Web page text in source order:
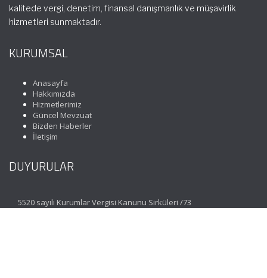
kalitede vergi, denetim, finansal danışmanlık ve müşavirlik
hizmetleri sunmaktadır.
KURUMSAL
Anasayfa
Hakkımızda
Hizmetlerimiz
Güncel Mevzuat
Bizden Haberler
İletişim
DUYURULAR
5520 sayılı Kurumlar Vergisi Kanunu Sirküleri /73